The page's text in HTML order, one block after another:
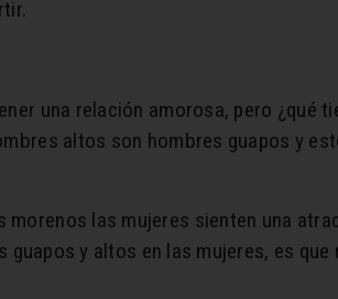
una relación amorosa, pero ¿qué
altos son hombres guapos y
las mujeres sienten una
y altos en las mujeres, es